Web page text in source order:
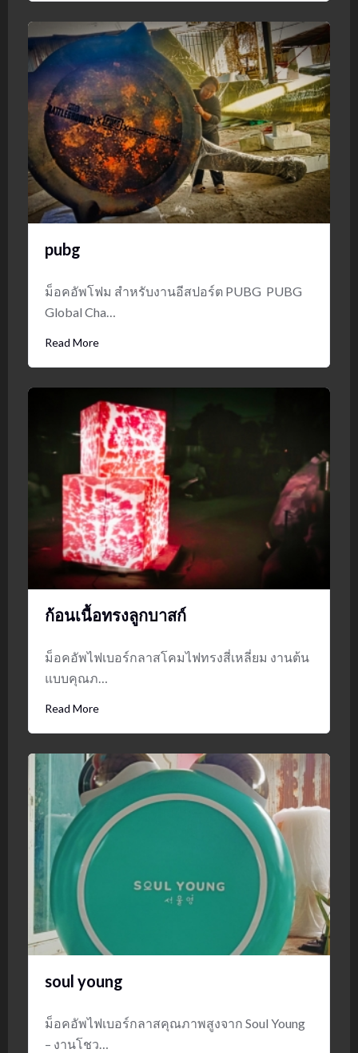
pubg
ม็อคอัพโฟม สำหรับงานอีสปอร์ต PUBG PUBG
Global Cha…
Read More
ก้อนเนื้อทรงลูกบาสก์
ม็อคอัพไฟเบอร์กลาสโคมไฟทรงสี่เหลี่ยม งานต้น
แบบคุณภ…
Read More
soul young
ม็อคอัพไฟเบอร์กลาสคุณภาพสูงจาก Soul Young
– งานโชว…